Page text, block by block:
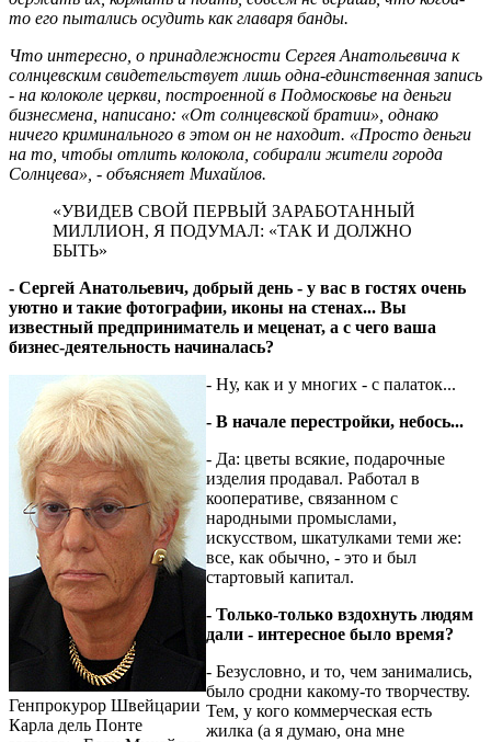
то его пытались осудить как главаря банды.
Что интересно, о принадлежности Сергея Анатольевича к
солнцевским сви­де­те­ль­ствует лишь одна-единственная запись
- на колоколе церкви, построенной в Подмосковье на деньги
бизнесмена, написано: «От солнцевской братии», однако
ничего криминального в этом он не находит. «Просто деньги
на то, чтобы отлить колокола, собирали жители города
Солнцева», - объясняет Михайлов.
«УВИДЕВ СВОЙ ПЕРВЫЙ ЗАРАБОТАННЫЙ
МИЛЛИОН, Я ПОДУМАЛ: «ТАК И ДОЛЖНО
БЫТЬ»
- Сергей Анатольевич, добрый день - у вас в гостях очень
уютно и такие фотографии, иконы на стенах... Вы
известный предприниматель и меценат, а с чего ваша
бизнес-деятельность начиналась?
Генпрокурор Швейцарии
Карла дель Понте
- Ну, как и у многих - с палаток...
- В начале перестройки, небось...
- Да: цветы всякие, подарочные
изделия продавал. Работал в
кооперативе, связанном с
народными промыслами,
искусством, шкатулками теми же:
все, как обычно, - это и был
стартовый капитал.
- Только-только вздохнуть людям
дали - интересное было время?
- Безусловно, и то, чем занимались,
было сродни какому-то творчеству.
Тем, у кого коммерческая есть
жилка (а я думаю, она мне